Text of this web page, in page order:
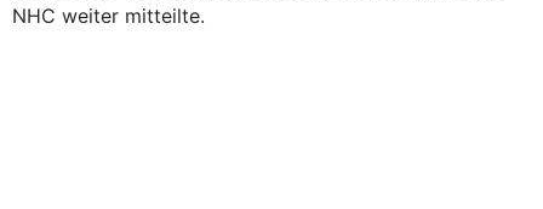
NHC weiter mitteilte.